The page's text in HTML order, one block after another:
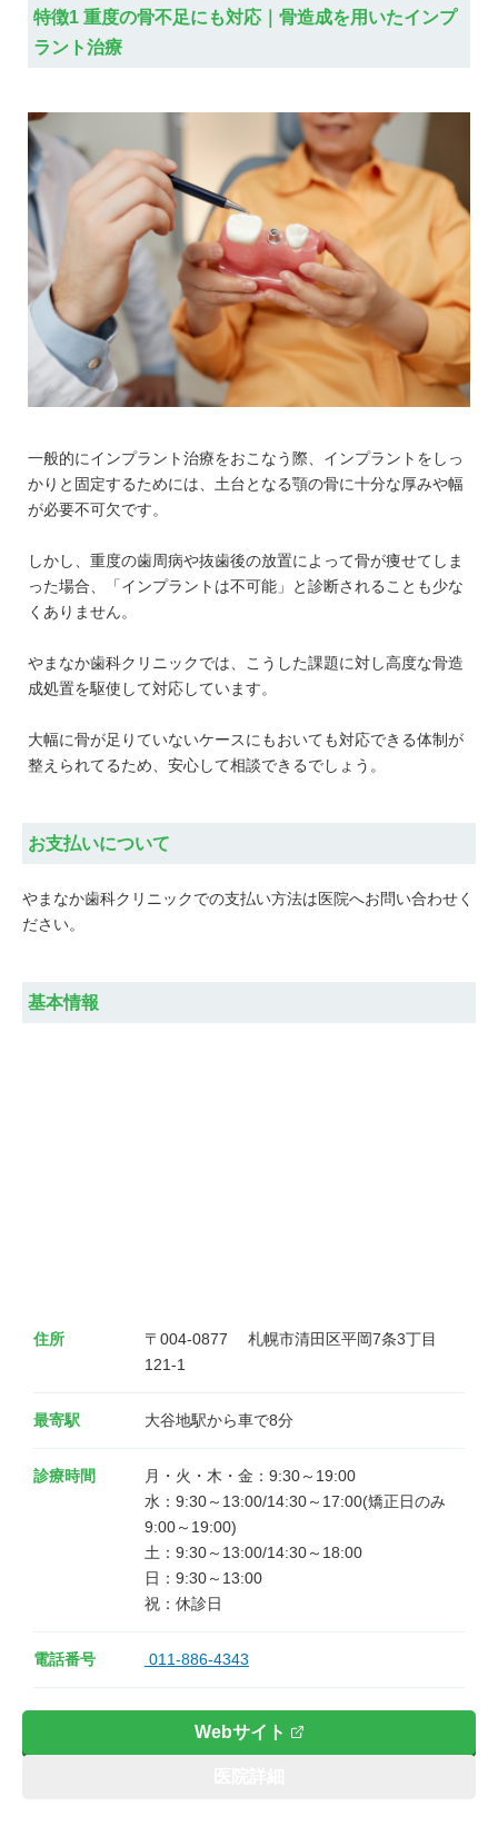
特徴1 重度の骨不足にも対応｜骨造成を用いたインプ
ラント治療
一般的にインプラント治療をおこなう際、インプラントをしっ
かりと固定するためには、土台となる顎の骨に十分な厚みや幅
が必要不可欠です。
しかし、重度の歯周病や抜歯後の放置によって骨が痩せてしま
った場合、「インプラントは不可能」と診断されることも少な
くありません。
やまなか歯科クリニックでは、こうした課題に対し高度な骨造
成処置を駆使して対応しています。
大幅に骨が足りていないケースにもおいても対応できる体制が
整えられてるため、安心して相談できるでしょう。
お支払いについて
やまなか歯科クリニックでの支払い方法は医院へお問い合わせく
ださい。
基本情報
住所
〒004-0877 　札幌市清田区平岡7条3丁目
121-1
最寄駅 大谷地駅から車で8分
診療時間
月・火・木・金：9:30～19:00
水：9:30～13:00/14:30～17:00(矯正日のみ
9:00～19:00)
土：9:30～13:00/14:30～18:00
日：9:30～13:00
電話番号 011-886-4343
Webサイト